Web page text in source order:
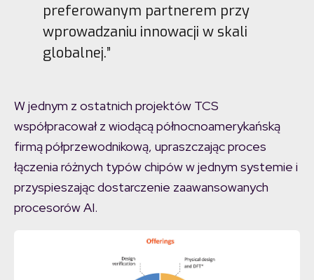
preferowanym partnerem przy
wprowadzaniu innowacji w skali
globalnej.”
W jednym z ostatnich projektów TCS
współpracował z wiodącą północnoamerykańską
firmą półprzewodnikową, upraszczając proces
łączenia różnych typów chipów w jednym systemie i
przyspieszając dostarczenie zaawansowanych
procesorów AI.